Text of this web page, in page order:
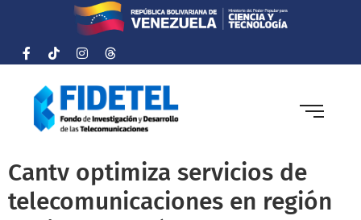
Cantv optimiza servicios de
telecomunicaciones en región